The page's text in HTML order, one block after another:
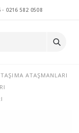
- 0216 582 0508
ATAŞMANLARI